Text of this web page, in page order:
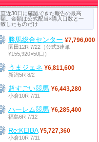
直近30日に確認できた報告の最高
額。金額は公式配当×購入口数と一
致したものだけ
勝馬総合センター ¥7,796,000
園田12R 7/22（公式3連単
¥155,920×50口）
うまジェネ ¥6,811,600
新潟5R 8/2
超すごい競馬 ¥6,443,280
小倉10R 7/11
ハーレム競馬 ¥6,285,400
福島6R 7/12
Re:KEIBA ¥5,727,360
小倉10R 7/11